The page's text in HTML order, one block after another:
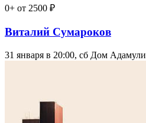
0+ от 2500 ₽
Виталий Сумароков
31 января в 20:00, сб Дом Адамули